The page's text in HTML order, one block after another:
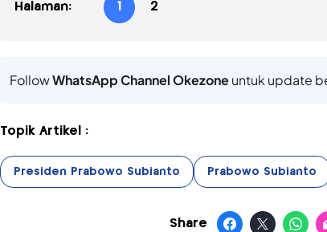
Halaman: 1 2
FollowWhatsApp Channel Okezoneuntuk update
Topik Artikel :
Presiden Prabowo Subianto Prabowo Subianto
Share